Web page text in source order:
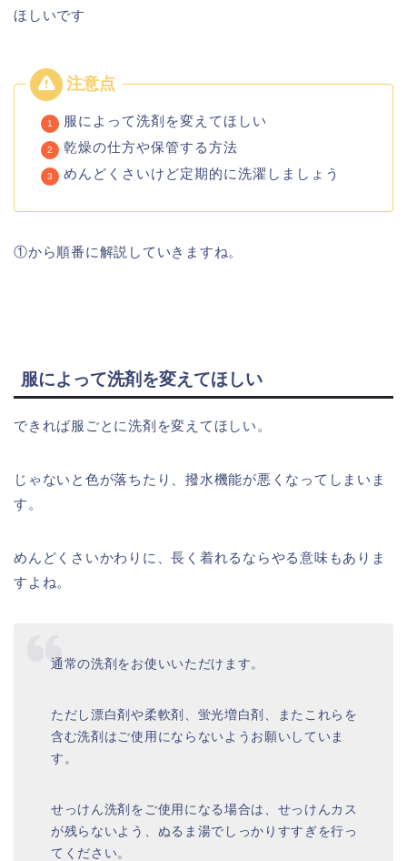
ほしいです
服によって洗剤を変えてほしい
乾燥の仕方や保管する方法
めんどくさいけど定期的に洗濯しましょう
①から順番に解説していきますね。
服によって洗剤を変えてほしい
できれば服ごとに洗剤を変えてほしい。
じゃないと色が落ちたり、撥水機能が悪くなってしまいま
す。
めんどくさいかわりに、長く着れるならやる意味もありま
すよね。
通常の洗剤をお使いいただけます。
ただし漂白剤や柔軟剤、蛍光増白剤、またこれらを
含む洗剤はご使用にならないようお願いしていま
す。
せっけん洗剤をご使用になる場合は、せっけんカス
が残らないよう、ぬるま湯でしっかりすすぎを行っ
てください。